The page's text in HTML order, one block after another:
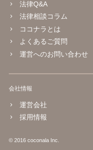
法律Q&A
法律相談コラム
ココナラとは
よくあるご質問
運営へのお問い合わせ
会社情報
運営会社
採用情報
© 2016 coconala Inc.